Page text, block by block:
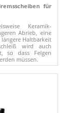
für
Keramik-
Abrieb, eine
Haltbarkeit
wird auch
so dass Felgen
müssen.